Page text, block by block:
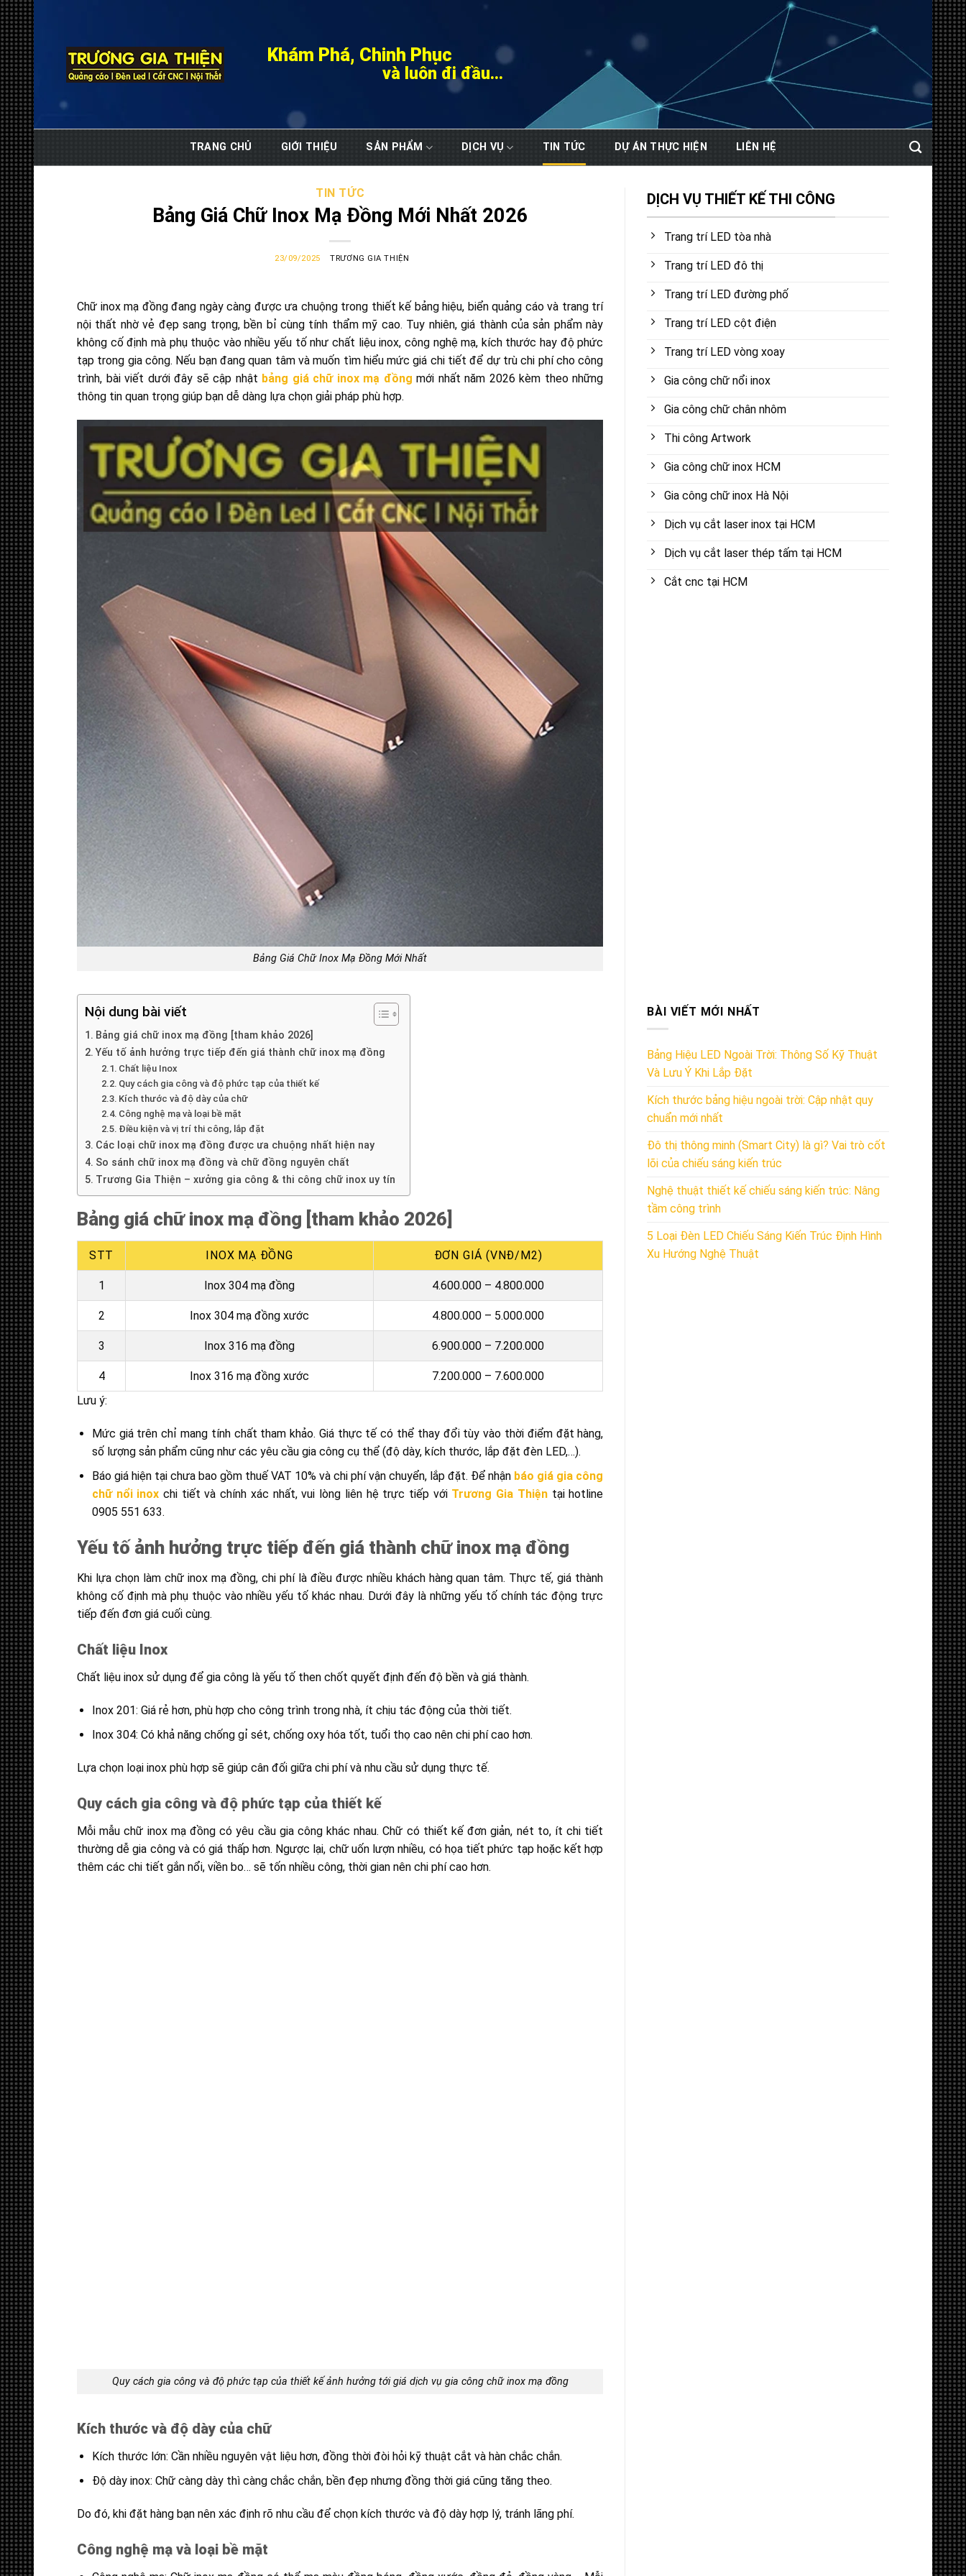
Skip
to
content
Khám Phá, Chinh Phục
và luôn đi đầu...
TRANG CHỦ GIỚI THIỆU SẢN PHẨM DỊCH VỤ TIN TỨC DỰ ÁN THỰC HIỆN LIÊN HỆ
TIN TỨC
Bảng Giá Chữ Inox Mạ Đồng Mới Nhất 2026
23/09/2025 TRƯƠNG GIA THIỆN
Chữ inox mạ đồng đang ngày càng được ưa chuộng trong thiết kế bảng hiệu, biển quảng cáo và trang trí
nội thất nhờ vẻ đẹp sang trọng, bền bỉ cùng tính thẩm mỹ cao. Tuy nhiên, giá thành của sản phẩm này
không cố định mà phụ thuộc vào nhiều yếu tố như chất liệu inox, công nghệ mạ, kích thước hay độ phức
tạp trong gia công. Nếu bạn đang quan tâm và muốn tìm hiểu mức giá chi tiết để dự trù chi phí cho công
trình, bài viết dưới đây sẽ cập nhật bảng giá chữ inox mạ đồng mới nhất năm 2026 kèm theo những
thông tin quan trọng giúp bạn dễ dàng lựa chọn giải pháp phù hợp.
Bảng Giá Chữ Inox Mạ Đồng Mới Nhất
Nội dung bài viết
Bảng giá chữ inox mạ đồng [tham khảo 2026]
Yếu tố ảnh hưởng trực tiếp đến giá thành chữ inox mạ đồng
Chất liệu Inox
Quy cách gia công và độ phức tạp của thiết kế
Kích thước và độ dày của chữ
Công nghệ mạ và loại bề mặt
Điều kiện và vị trí thi công, lắp đặt
Các loại chữ inox mạ đồng được ưa chuộng nhất hiện nay
So sánh chữ inox mạ đồng và chữ đồng nguyên chất
Trương Gia Thiện – xưởng gia công & thi công chữ inox uy tín
Bảng giá chữ inox mạ đồng [tham khảo 2026]
STT INOX MẠ ĐỒNG ĐƠN GIÁ (VNĐ/M2)
1 Inox 304 mạ đồng 4.600.000 – 4.800.000
2 Inox 304 mạ đồng xước 4.800.000 – 5.000.000
3 Inox 316 mạ đồng 6.900.000 – 7.200.000
4 Inox 316 mạ đồng xước
7.200.000 – 7.600.000
Lưu ý:
Mức giá trên chỉ mang tính chất tham khảo. Giá thực tế có thể thay đổi tùy vào thời điểm đặt hàng,
số lượng sản phẩm cũng như các yêu cầu gia công cụ thể (độ dày, kích thước, lắp đặt đèn LED,…).
Báo giá hiện tại chưa bao gồm thuế VAT 10% và chi phí vận chuyển, lắp đặt. Để nhận báo giá gia công
chữ nổi inox chi tiết và chính xác nhất, vui lòng liên hệ trực tiếp với Trương Gia Thiệntại hotline
0905 551 633.
Yếu tố ảnh hưởng trực tiếp đến giá thành chữ inox mạ đồng
Khi lựa chọn làm chữ inox mạ đồng, chi phí là điều được nhiều khách hàng quan tâm. Thực tế, giá thành
không cố định mà phụ thuộc vào nhiều yếu tố khác nhau. Dưới đây là những yếu tố chính tác động trực
tiếp đến đơn giá cuối cùng.
Chất liệu Inox
Chất liệu inox sử dụng để gia công là yếu tố then chốt quyết định đến độ bền và giá thành.
Inox 201: Giá rẻ hơn, phù hợp cho công trình trong nhà, ít chịu tác động của thời tiết.
Inox 304: Có khả năng chống gỉ sét, chống oxy hóa tốt, tuổi thọ cao nên chi phí cao hơn.
Lựa chọn loại inox phù hợp sẽ giúp cân đối giữa chi phí và nhu cầu sử dụng thực tế.
Quy cách gia công và độ phức tạp của thiết kế
Mỗi mẫu chữ inox mạ đồng có yêu cầu gia công khác nhau. Chữ có thiết kế đơn giản, nét to, ít chi tiết
thường dễ gia công và có giá thấp hơn. Ngược lại, chữ uốn lượn nhiều, có họa tiết phức tạp hoặc kết hợp
thêm các chi tiết gắn nổi, viền bo… sẽ tốn nhiều công, thời gian nên chi phí cao hơn.
Quy cách gia công và độ phức tạp của thiết kế ảnh hưởng tới giá dịch vụ gia công chữ inox mạ đồng
Kích thước và độ dày của chữ
Kích thước lớn: Cần nhiều nguyên vật liệu hơn, đồng thời đòi hỏi kỹ thuật cắt và hàn chắc chắn.
Độ dày inox: Chữ càng dày thì càng chắc chắn, bền đẹp nhưng đồng thời giá cũng tăng theo.
Do đó, khi đặt hàng bạn nên xác định rõ nhu cầu để chọn kích thước và độ dày hợp lý, tránh lãng phí.
Công nghệ mạ và loại bề mặt
DỊCH VỤ THIẾT KẾ THI CÔNG
Trang trí LED tòa nhà
Trang trí LED đô thị
Trang trí LED đường phố
Trang trí LED cột điện
Trang trí LED vòng xoay
Gia công chữ nổi inox
Gia công chữ chân nhôm
Thi công Artwork
Gia công chữ inox HCM
Gia công chữ inox Hà Nội
Dịch vụ cắt laser inox tại HCM
Dịch vụ cắt laser thép tấm tại HCM
Cắt cnc tại HCM
BÀI VIẾT MỚI NHẤT
Bảng Hiệu LED Ngoài Trời: Thông Số Kỹ Thuật
Và Lưu Ý Khi Lắp Đặt
Kích thước bảng hiệu ngoài trời: Cập nhật quy
chuẩn mới nhất
Đô thị thông minh (Smart City) là gì? Vai trò cốt
lõi của chiếu sáng kiến trúc
Nghệ thuật thiết kế chiếu sáng kiến trúc: Nâng
tầm công trình
5 Loại Đèn LED Chiếu Sáng Kiến Trúc Định Hình
Xu Hướng Nghệ Thuật